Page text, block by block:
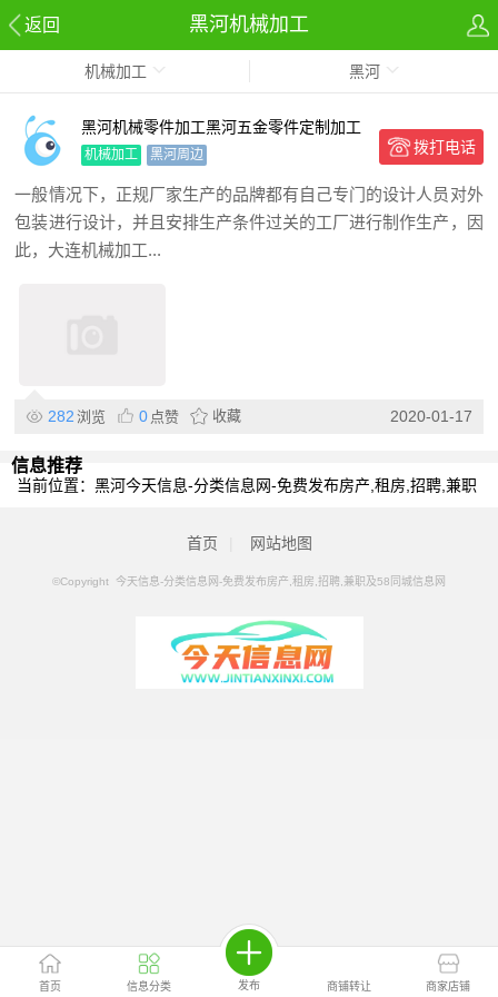
返回 黑河机械加工
首页 信息分类 发布 商铺转让 商家店铺
机械加工 黑河
黑河机械零件加工黑河五金零件定制加工
来图来样
机械加工 黑河周边 拨打电话
一般情况下，正规厂家生产的品牌都有自己专门的设计人员对外
包装进行设计，并且安排生产条件过关的工厂进行制作生产，因
此，大连机械加工...
282 浏览 0 点赞 收藏 2020-01-17
信息推荐
当前位置： 黑河今天信息-分类信息网-免费发布房产,租房,招聘,兼职
首页 网站地图
©Copyright 今天信息-分类信息网-免费发布房产,租房,招聘,兼职及58同城信息网